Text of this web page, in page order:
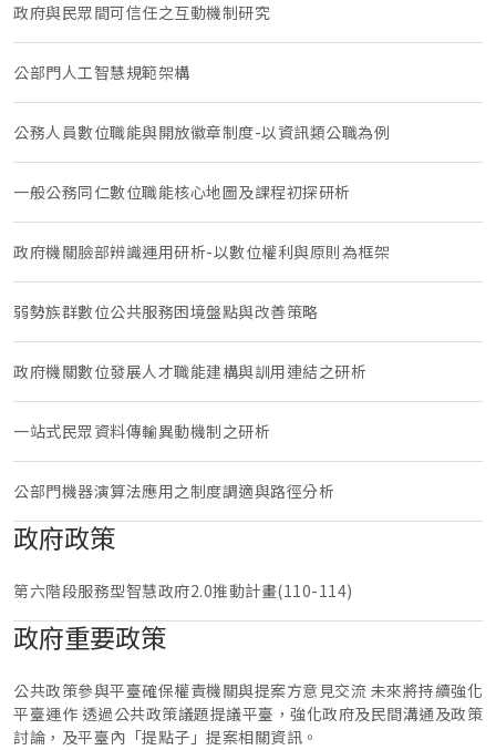
政府與民眾間可信任之互動機制研究
公部門人工智慧規範架構
公務人員數位職能與開放徽章制度-以資訊類公職為例
一般公務同仁數位職能核心地圖及課程初探研析
政府機關臉部辨識運用研析-以數位權利與原則為框架
弱勢族群數位公共服務困境盤點與改善策略
政府機關數位發展人才職能建構與訓用連結之研析
一站式民眾資料傳輸異動機制之研析
公部門機器演算法應用之制度調適與路徑分析
政府政策
第六階段服務型智慧政府2.0推動計畫(110-114)
政府重要政策
公共政策參與平臺確保權責機關與提案方意見交流 未來將持續強化
平臺運作 透過公共政策議題提議平臺，強化政府及民間溝通及政策
討論，及平臺內「提點子」提案相關資訊。